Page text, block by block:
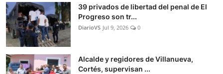
39 privados de libertad del penal de El
Progreso son tr...
DiarioVS Jul 9, 2026 0
Alcalde y regidores de Villanueva,
Cortés, supervisan ...